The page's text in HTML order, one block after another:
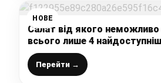
НОВЕ
Салат від якого неможливо
всього лише 4
які знайдуться завжди на
Перейти →